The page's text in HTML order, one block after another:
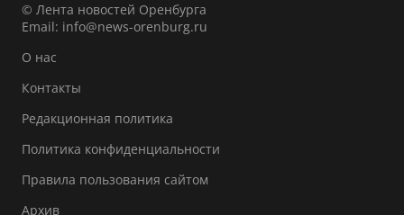
© Лента новостей Оренбурга
Email: info@news-orenburg.ru
О нас
Контакты
Редакционная политика
Политика конфиденциальности
Правила пользования сайтом
Архив